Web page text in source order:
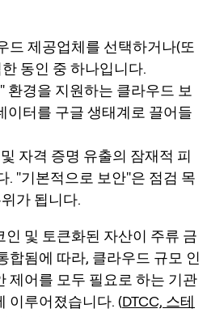
드 제공업체를 선택하거나(또
동인 중 하나입니다.
환경을 지원하는 클라우드 보
이터를 구글 생태계로 끌어들
자격 증명 유출의 잠재적 피
. "기본적으로 보안"은 점검 목
가 됩니다.
및 토큰화된 자산이 주류 금
합됨에 따라, 클라우드 규모 인
제어를 모두 필요로 하는 기관
이루어졌습니다. (DTCC, 스테